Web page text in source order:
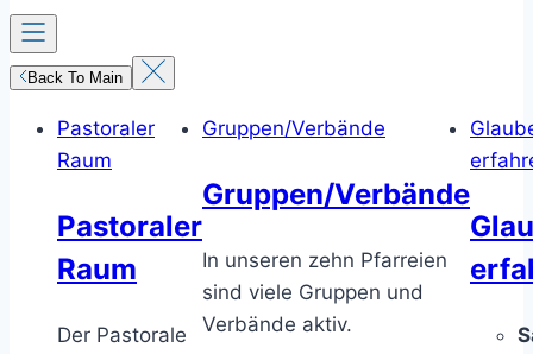
Back To Main
Pastoraler
Raum
Pastoraler
Raum
Der Pastorale
Gruppen/Verbände
Gruppen/Verbände
In unseren zehn Pfarreien
sind viele Gruppen und
Verbände aktiv.